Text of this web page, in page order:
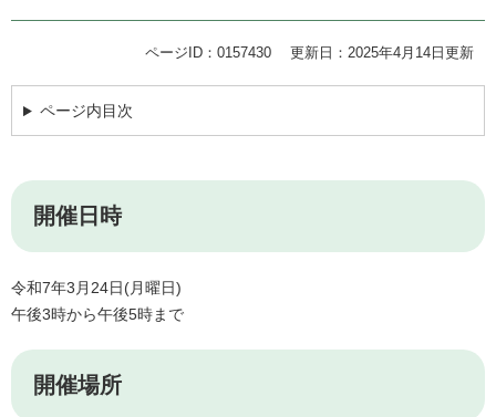
ページID：0157430 更新日：2025年4月14日更新
ページ内目次
開催日時
令和7年3月24日(月曜日)
午後3時から午後5時まで
開催場所